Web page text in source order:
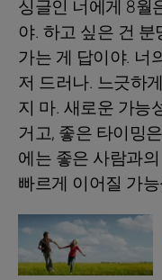
싱글인 너에게 8월
야. 하고 싶은 건
가는 게 답이야. 너
저 드러나. 느긋하
지 마. 새로운 가능
거고, 좋은 타이밍
에는 좋은 사람과
빠르게 이어질 가